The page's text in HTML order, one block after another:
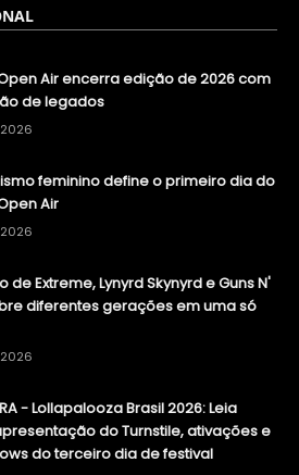
Air encerra edição de 2026 com
de legados
feminino define o primeiro dia do
Air
de Extreme, Lynyrd Skynyrd e Guns N'
diferentes gerações em uma só
- Lollapalooza Brasil 2026: Leia
do Turnstile, ativações e
do terceiro dia de festival